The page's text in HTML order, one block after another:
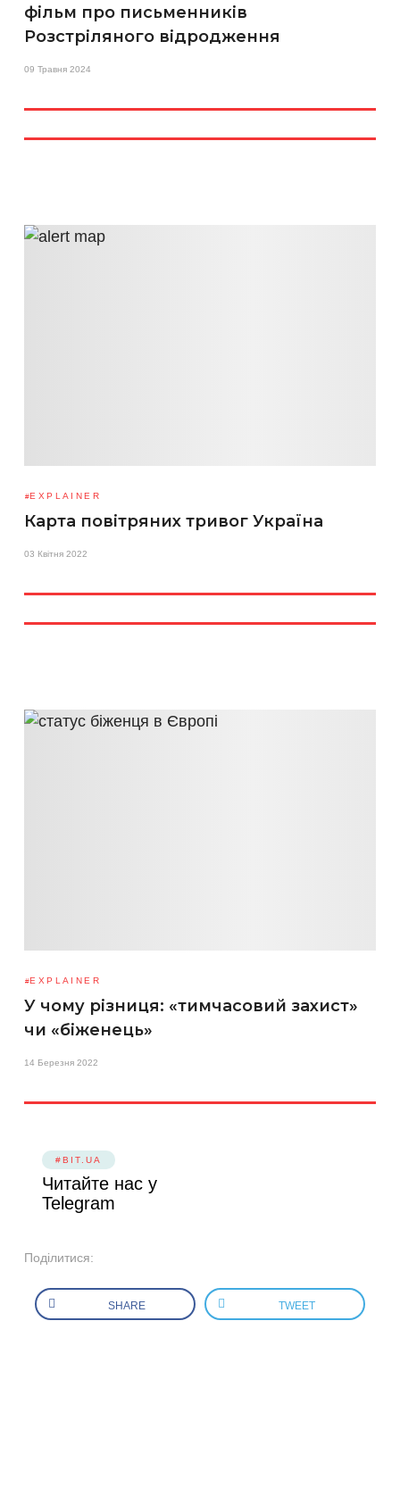
фільм про письменників
Розстріляного відродження
09 Травня 2024
EXPLAINER
Карта повітряних тривог Україна
03 Квітня 2022
EXPLAINER
У чому різниця: «тимчасовий захист»
чи «біженець»
14 Березня 2022
#BIT.UA
Читайте нас у
Telegram
Поділитися:
SHARE TWEET